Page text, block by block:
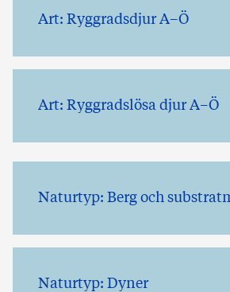
Art: Ryggradsdjur A–Ö
Art: Ryggradslösa djur A–Ö
Naturtyp: Berg och
Naturtyp: Dyner